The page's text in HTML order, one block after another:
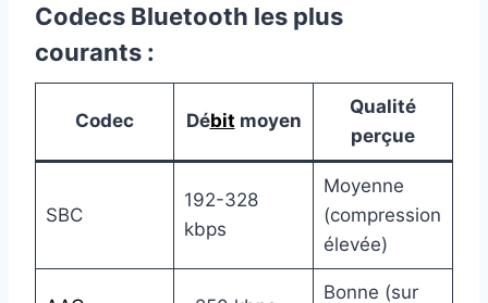
Codecs Bluetooth les plus
courants :
Codec Débit moyen
Qualité
perçue
SBC
192-328
kbps
Moyenne
(compression
élevée)
Bonne (sur